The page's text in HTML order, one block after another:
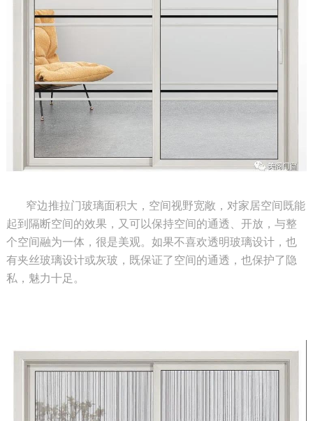
窄边推拉门玻璃面积大，空间视野宽敞，对家居空间既能
起到隔断空间的效果，又可以保持空间的通透、开放，与整
个空间融为一体，很是美观。如果不喜欢透明玻璃设计，也
有夹丝玻璃设计或灰玻，既保证了空间的通透，也保护了隐
私，魅力十足。